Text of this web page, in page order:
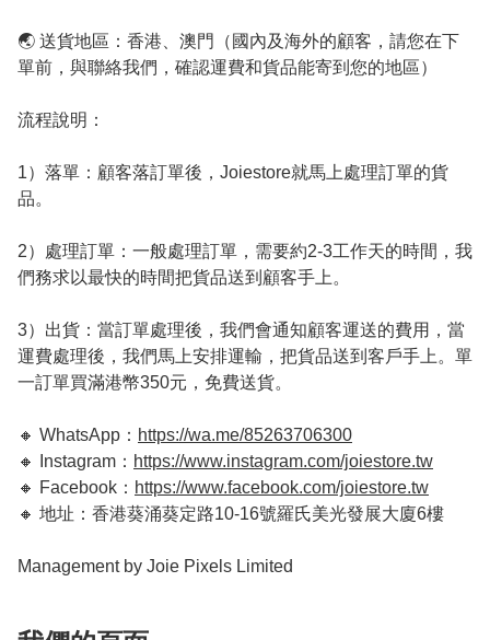
🌏 送貨地區：香港、澳門（國內及海外的顧客，請您在下
單前，與聯絡我們，確認運費和貨品能寄到您的地區）
流程說明：
1）落單：顧客落訂單後，Joiestore就馬上處理訂單的貨
品。
2）處理訂單：一般處理訂單，需要約2-3工作天的時間，我
們務求以最快的時間把貨品送到顧客手上。
3）出貨：當訂單處理後，我們會通知顧客運送的費用，當
運費處理後，我們馬上安排運輸，把貨品送到客戶手上。單
一訂單買滿港幣350元，免費送貨。
🔸 WhatsApp： https://wa.me/85263706300
🔸 Instagram： https://www.instagram.com/joiestore.tw
🔸 Facebook： https://www.facebook.com/joiestore.tw
🔸 地址：香港葵涌葵定路10-16號羅氏美光發展大廈6樓
Management by Joie Pixels Limited